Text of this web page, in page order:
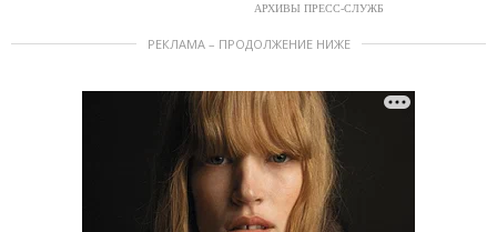
АРХИВЫ ПРЕСС-СЛУЖБ
РЕКЛАМА – ПРОДОЛЖЕНИЕ НИЖЕ